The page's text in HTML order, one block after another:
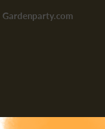
Gardenparty.com